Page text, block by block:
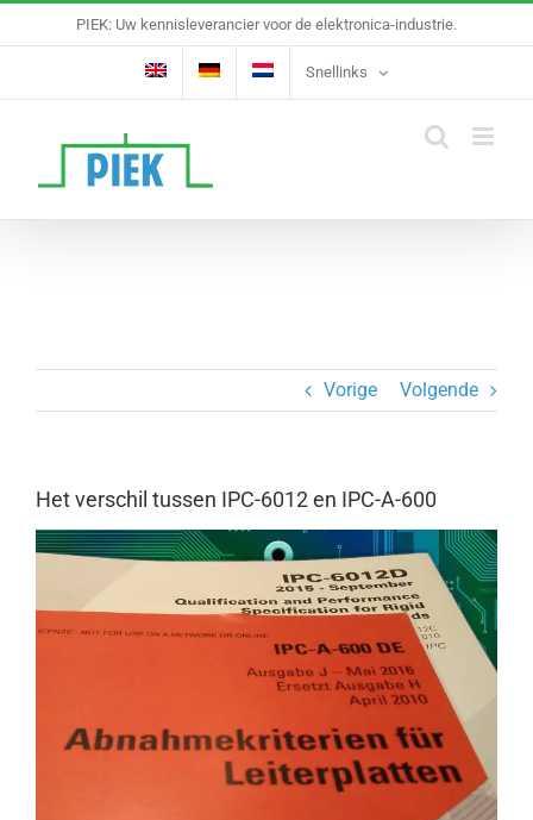
naar
PIEK: Uw kennisleverancier voor de elektronica-industrie.
Snellinks
Vorige Volgende
Het verschil tussen IPC-6012 en IPC-A-600
Bekijk